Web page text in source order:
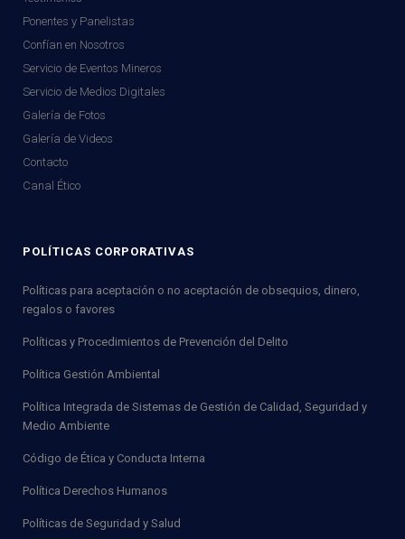
Ponentes y Panelistas
Confían en Nosotros
Servicio de Eventos Mineros
Servicio de Medios Digitales
Galería de Fotos
Galería de Videos
Contacto
Canal Ético
POLÍTICAS CORPORATIVAS
Políticas para aceptación o no aceptación de obsequios, dinero,
regalos o favores
Políticas y Procedimientos de Prevención del Delito
Política Gestión Ambiental
Política Integrada de Sistemas de Gestión de Calidad, Seguridad y
Medio Ambiente
Código de Ética y Conducta Interna
Política Derechos Humanos
Políticas de Seguridad y Salud